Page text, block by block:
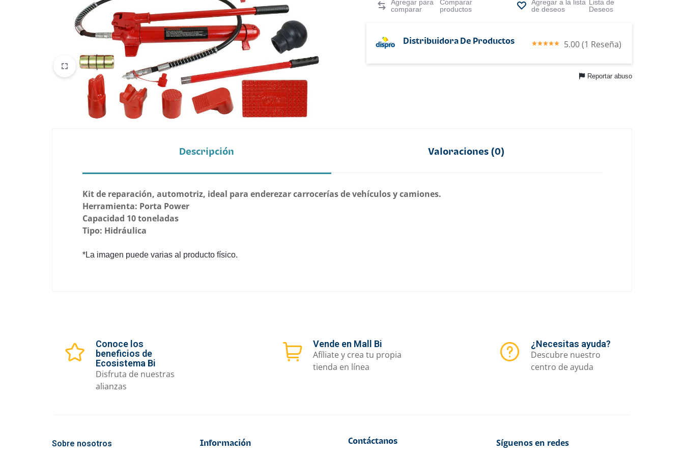
Belleza
Electrónicos y Accesorios
Hogar y Cocina
Moda
Tecnología
Comparar
productos
Lista de
Deseos
Distribuidora De Productos 5.00 (1 Reseña)
Reportar abuso
Descripción Valoraciones (0)
Kit de reparación, automotriz, ideal para enderezar carrocerías de vehículos y camiones.
Herramienta: Porta Power
Capacidad 10 toneladas
Tipo: Hidráulica
*La imagen puede varias al producto físico.
Conoce los
beneficios de
Ecosistema Bi
Disfruta de nuestras
alianzas
Vende en Mall Bi
Afíliate y crea tu propia
tienda en línea
¿Necesitas ayuda?
Descubre nuestro
centro de ayuda
Sobre nosotros Información Contáctanos Síguenos en redes